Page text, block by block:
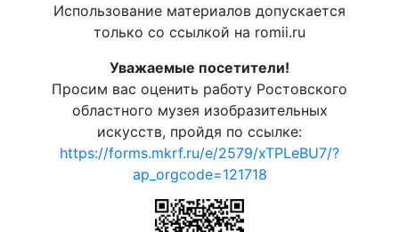
Использование материалов допускается
только со ссылкой на romii.ru
Уважаемые посетители!
Просим вас оценить работу Ростовского
областного музея изобразительных
искусств, пройдя по ссылке:
https://forms.mkrf.ru/e/2579/xTPLeBU7/?
ap_orgcode=121718